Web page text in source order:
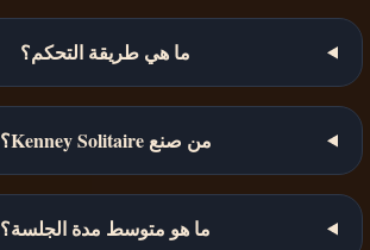
ما هي طريقة التحكم؟
من صنع Kenney Solitaire؟
ما هو متوسط مدة الجلسة؟